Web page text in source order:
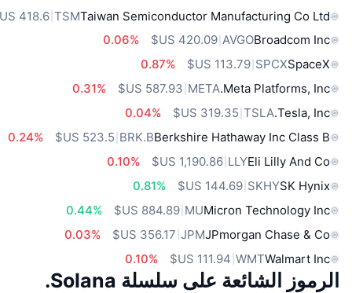
Taiwan Semiconductor Manufacturing Co Ltd
TSM
‏418.6 US$
Broadcom Inc
AVGO
‏420.09 US$
0.06%
SpaceX
SPCX
‏113.79 US$
0.87%
Meta Platforms, Inc.
META
0.31%
Tesla, Inc.
TSLA
0.04%
Berkshire Hathaway Inc Class B
BRK.B
0.24%
Eli Lilly And Co
LLY
‏‏1,190.86 US$
0.10%
SK Hynix
SKHY
‏144.69 US$
0.81%
Micron Technology Inc
MU
‏884.89 US$
0.44%
JPmorgan Chase & Co
JPM
0.03%
Walmart Inc
WMT
0.10%
الرموز الشائعة على سلسلة Solana.